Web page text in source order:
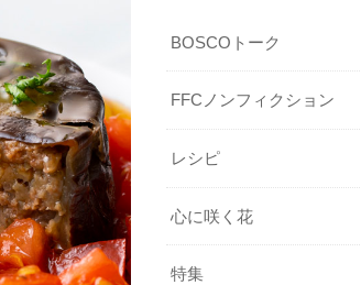
BOSCOトーク
FFCノンフィクション
レシピ
心に咲く花
特集